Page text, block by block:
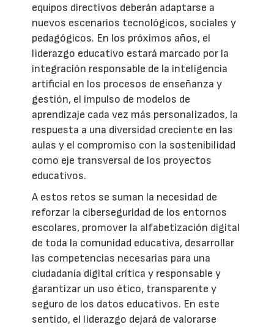
equipos directivos deberán adaptarse a
nuevos escenarios tecnológicos, sociales y
pedagógicos. En los próximos años, el
liderazgo educativo estará marcado por la
integración responsable de la inteligencia
artificial en los procesos de enseñanza y
gestión, el impulso de modelos de
aprendizaje cada vez más personalizados, la
respuesta a una diversidad creciente en las
aulas y el compromiso con la sostenibilidad
como eje transversal de los proyectos
educativos.
A estos retos se suman la necesidad de
reforzar la ciberseguridad de los entornos
escolares, promover la alfabetización digital
de toda la comunidad educativa, desarrollar
las competencias necesarias para una
ciudadanía digital crítica y responsable y
garantizar un uso ético, transparente y
seguro de los datos educativos. En este
sentido, el liderazgo dejará de valorarse